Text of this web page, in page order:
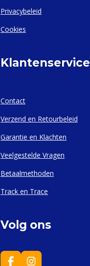
Privacybeleid
Cookies
Klantenservice
Contact
Verzend en Retourbeleid
Garantie en Klachten
Veelgestelde Vragen
Betaalmethoden
Track en Trace
Volg ons